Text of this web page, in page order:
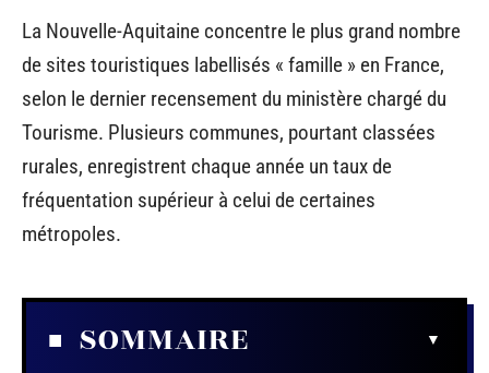
La Nouvelle-Aquitaine concentre le plus grand nombre
de sites touristiques labellisés « famille » en France,
selon le dernier recensement du ministère chargé du
Tourisme. Plusieurs communes, pourtant classées
rurales, enregistrent chaque année un taux de
fréquentation supérieur à celui de certaines
métropoles.
SOMMAIRE